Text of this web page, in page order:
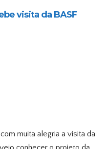
visita da BASF
muita alegria a visita da